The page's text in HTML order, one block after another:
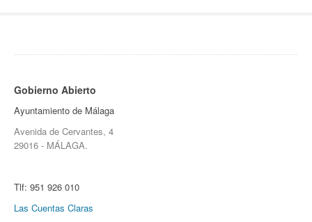
Gobierno Abierto
Ayuntamiento de Málaga
Avenida de Cervantes, 4
29016 - MÁLAGA.
Tlf: 951 926 010
Las Cuentas Claras